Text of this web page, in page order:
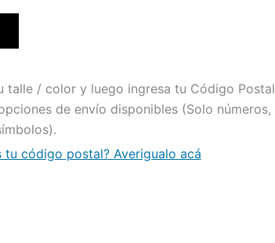
talle / color y luego ingresa tu Código Postal
de envío disponibles (Solo números,
tu código postal? Averigualo acá